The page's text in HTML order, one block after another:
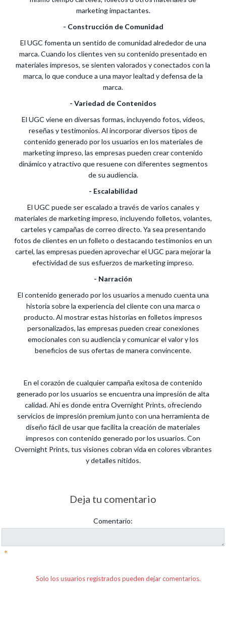
marketing impactantes.
- Construcción de Comunidad
El UGC fomenta un sentido de comunidad alrededor de una
marca. Cuando los clientes ven su contenido presentado en
materiales impresos, se sienten valorados y conectados con la
marca, lo que conduce a una mayor lealtad y defensa de la
marca.
- Variedad de Contenidos
El UGC viene en diversas formas, incluyendo fotos, videos,
reseñas y testimonios. Al incorporar diversos tipos de
contenido generado por los usuarios en los materiales de
marketing impreso, las empresas pueden crear contenido
dinámico y atractivo que resuene con diferentes segmentos
de su audiencia.
- Escalabilidad
El UGC puede ser escalado a través de varios canales y
materiales de marketing impreso, incluyendo folletos, volantes,
carteles y campañas de correo directo. Ya sea presentando
fotos de clientes en un folleto o destacando testimonios en un
cartel, las empresas pueden aprovechar el UGC para mejorar la
efectividad de sus esfuerzos de marketing impreso.
- Narración
El contenido generado por los usuarios a menudo cuenta una
historia sobre la experiencia del cliente con una marca o
producto. Al mostrar estas historias en folletos impresos
personalizados, las empresas pueden crear conexiones
emocionales con su audiencia y comunicar el valor y los
beneficios de sus ofertas de manera convincente.
En el corazón de cualquier campaña exitosa de contenido
generado por los usuarios se encuentra una impresión de alta
calidad. Ahí es donde entra Overnight Prints, ofreciendo
servicios de impresión premium junto con una herramienta de
diseño fácil de usar que facilita la creación de materiales
impresos con contenido generado por los usuarios. Con
Overnight Prints, tus visiones cobran vida en colores vibrantes
y detalles nítidos.
Deja tu comentario
Comentario:
*
Solo los usuarios registrados pueden dejar comentarios.